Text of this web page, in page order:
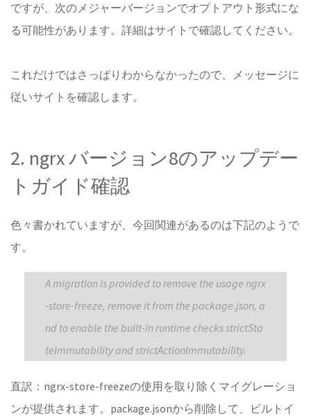
ですが、次のメジャーバージョンでオプトアウト形式にな
る可能性があります。詳細はサイトで確認してください。
これだけではさっぱりわからなかったので、メッセージに
従いサイトを確認します。
2. ngrx バージョン8のアップデー
トガイド確認
色々書かれていますが、今回関連があるのは下記のようで
す。
A migration is provided to remove the usage ngrx
-store-freeze, remove it from the package.json, a
nd to enable the built-in runtime checks strictSta
teImmutability and strictActionImmutability.
直訳：ngrx-store-freezeの使用を取り除くマイグレーショ
ンが提供されます。package.jsonから削除して、ビルトイ